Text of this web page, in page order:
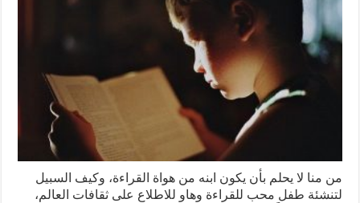
من منا لا يحلم بأن يكون ابنه من هواة القراءة، وكيف السبيل
لتنشئة طفل محب للقراءة وهاو للاطلاع على ثقافات العالم،